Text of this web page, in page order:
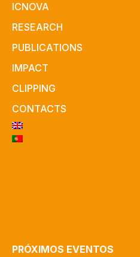
ICNOVA
RESEARCH
PUBLICATIONS
IMPACT
CLIPPING
CONTACTS
PRÓXIMOS EVENTOS